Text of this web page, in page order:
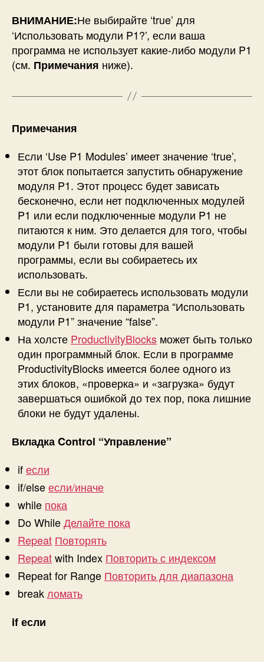
ВНИМАНИЕ:Не выбирайте ‘true’ для
‘Использовать модули P1?’, если ваша
программа не использует какие-либо модули P1
(см. Примечания ниже).
Примечания
Если ‘Use P1 Modules’ имеет значение ‘true’,
этот блок попытается запустить обнаружение
модуля P1. Этот процесс будет зависать
бесконечно, если нет подключенных модулей
P1 или если подключенные модули P1 не
питаются к ним. Это делается для того, чтобы
модули P1 были готовы для вашей
программы, если вы собираетесь их
использовать.
Если вы не собираетесь использовать модули
P1, установите для параметра “Использовать
модули P1” значение “false”.
На холсте ProductivityBlocks может быть только
один программный блок. Если в программе
ProductivityBlocks имеется более одного из
этих блоков, «проверка» и «загрузка» будут
завершаться ошибкой до тех пор, пока лишние
блоки не будут удалены.
ВкладкаControl “Управление”
ifесли
if/elseесли/иначе
while пока
Do WhileДелайте пока
Repeat Повторять
Repeatwith Index Повторить с индексом
Repeat for Range Повторить для диапазона
breakломать
ifесли